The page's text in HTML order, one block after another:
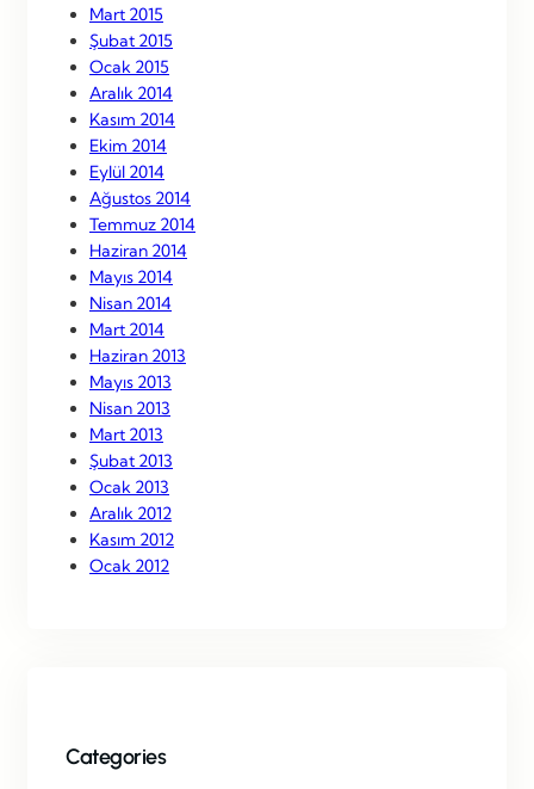
Mart 2015
Şubat 2015
Ocak 2015
Aralık 2014
Kasım 2014
Ekim 2014
Eylül 2014
Ağustos 2014
Temmuz 2014
Haziran 2014
Mayıs 2014
Nisan 2014
Mart 2014
Haziran 2013
Mayıs 2013
Nisan 2013
Mart 2013
Şubat 2013
Ocak 2013
Aralık 2012
Kasım 2012
Ocak 2012
Categories